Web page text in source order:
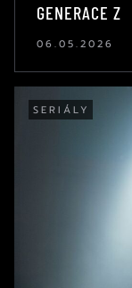
GENERACE Z
06.05.2026
SERIÁLY